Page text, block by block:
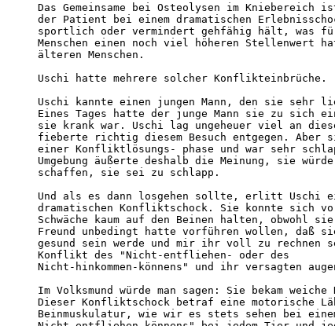
Das Gemeinsame bei Osteolysen im Kniebereich
der Patient bei einem dramatischen
sportlich oder vermindert gehfähig hält, was
Menschen einen noch viel höheren Stellenwert
älteren Menschen.
Uschi hatte mehrere solcher Konflikteinbrüche.
Uschi kannte einen jungen Mann, den sie sehr
Eines Tages hatte der junge Mann sie zu sich
sie krank war. Uschi lag ungeheuer viel an
fieberte richtig diesem Besuch entgegen. Aber
einer Konfliktlösungs- phase und war sehr
Umgebung äußerte deshalb die Meinung, sie
schaffen, sie sei zu schlapp.
Und als es dann losgehen sollte, erlitt Uschi
dramatischen Konfliktschock. Sie konnte sich
Schwäche kaum auf den Beinen halten, obwohl
Freund unbedingt hatte vorführen wollen, daß
gesund sein werde und mir ihr voll zu
Konflikt des "Nicht-entfliehen- oder des
Nicht-hinkommen-könnens" und ihr versagten
Im Volksmund würde man sagen: Sie bekam
Dieser Konfliktschock betraf eine motorische
Beinmuskulatur, wie wir es stets sehen bei